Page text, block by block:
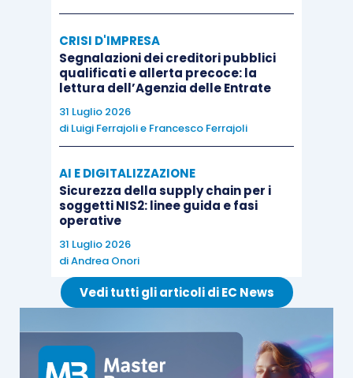
CRISI D'IMPRESA
Segnalazioni dei creditori pubblici
qualificati e allerta precoce: la
lettura dell’Agenzia delle Entrate
31 Luglio 2026
di Luigi Ferrajolie Francesco Ferrajoli
AI E DIGITALIZZAZIONE
Sicurezza della supply chain per i
soggetti NIS2: linee guida e fasi
operative
31 Luglio 2026
diAndrea Onori
Vedi tutti gli articoli di EC News